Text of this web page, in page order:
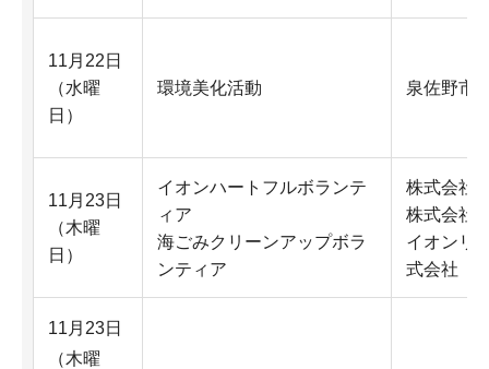
11月22日
（水曜
日）
環境美化活動 泉佐野市
11月23日
（木曜
日）
イオンハートフルボランテ
ィア
海ごみクリーンアップボラ
ンティア
株式会社
株式会社
イオンリ
式会社
11月23日
（木曜